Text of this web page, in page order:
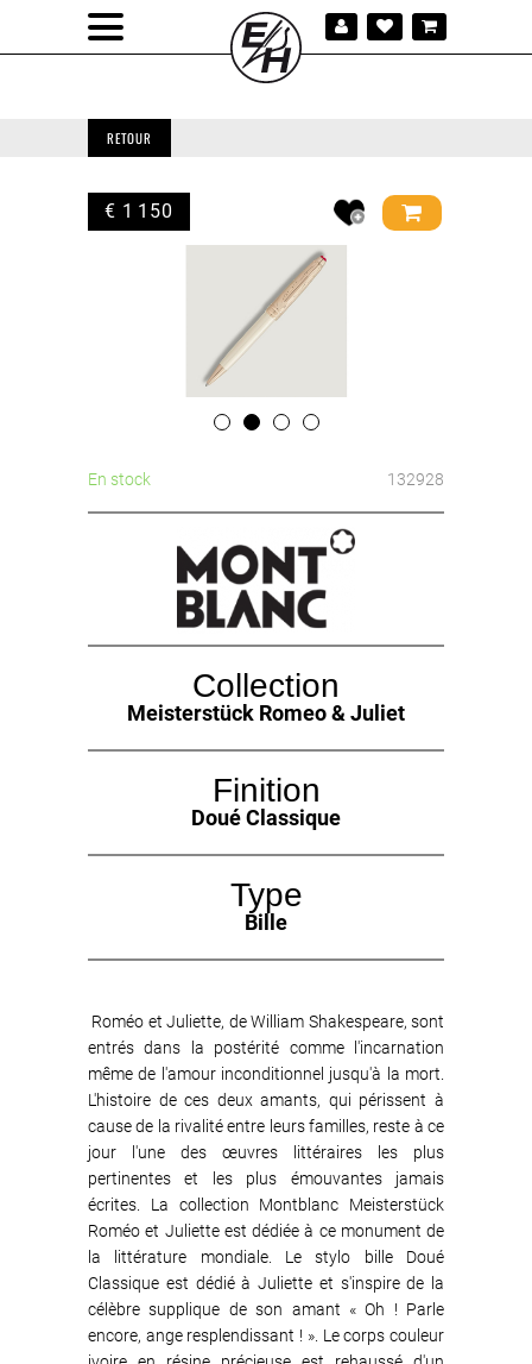
RETOUR
€ 1 150
En stock 132928
Collection
Meisterstück Romeo & Juliet
Finition
Doué Classique
Type
Bille
Roméo et Juliette, de William Shakespeare, sont
entrés dans la postérité comme l'incarnation
même de l'amour inconditionnel jusqu'à la mort.
L'histoire de ces deux amants, qui périssent à
cause de la rivalité entre leurs familles, reste à ce
jour l'une des œuvres littéraires les plus
pertinentes et les plus émouvantes jamais
écrites. La collection Montblanc Meisterstück
Roméo et Juliette est dédiée à ce monument de
la littérature mondiale. Le stylo bille Doué
Classique est dédié à Juliette et s'inspire de la
célèbre supplique de son amant « Oh ! Parle
encore, ange resplendissant ! ». Le corps couleur